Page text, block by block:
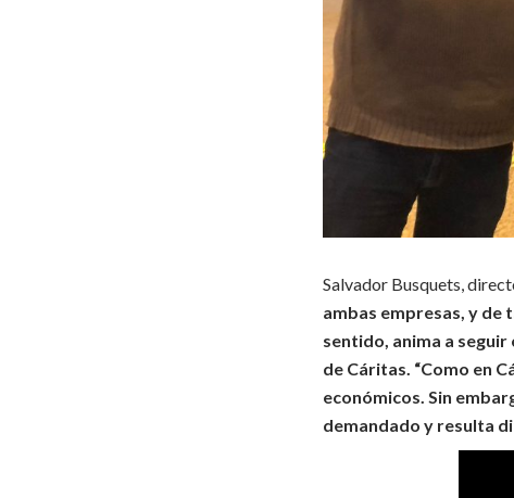
Salvador Busquets,
ambas empresas, y de
sentido, anima a
de Cáritas. “Como en
económicos. Sin
demandado y resulta